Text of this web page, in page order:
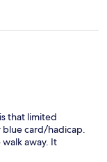
that limited
blue card/hadicap.
away. It